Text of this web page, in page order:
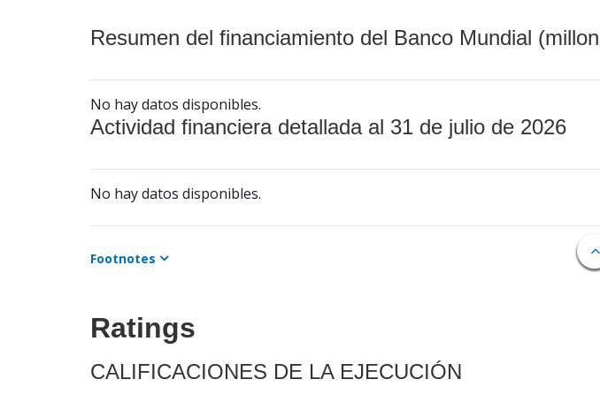
Resumen del financiamiento del Banco Mundial
No hay datos disponibles.
Actividad financiera detallada al 31 de julio de 2026
No hay datos disponibles.
Footnotes
Ratings
CALIFICACIONES DE LA EJECUCIÓN